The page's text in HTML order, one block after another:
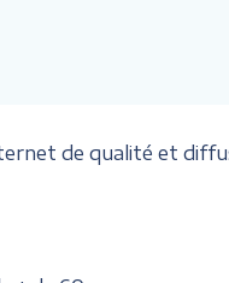
de qualité et